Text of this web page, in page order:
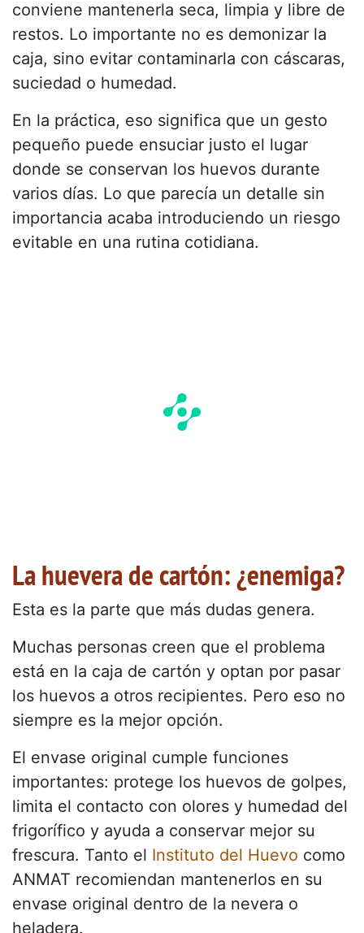
conviene mantenerla seca, limpia y libre de
restos. Lo importante no es demonizar la
caja, sino evitar contaminarla con cáscaras,
suciedad o humedad.
En la práctica, eso significa que un gesto
pequeño puede ensuciar justo el lugar
donde se conservan los huevos durante
varios días. Lo que parecía un detalle sin
importancia acaba introduciendo un riesgo
evitable en una rutina cotidiana.
La huevera de cartón: ¿enemiga?
Esta es la parte que más dudas genera.
Muchas personas creen que el problema
está en la caja de cartón y optan por pasar
los huevos a otros recipientes. Pero eso no
siempre es la mejor opción.
El envase original cumple funciones
importantes: protege los huevos de golpes,
limita el contacto con olores y humedad del
frigorífico y ayuda a conservar mejor su
frescura. Tanto el Instituto del Huevo como
ANMAT recomiendan mantenerlos en su
envase original dentro de la nevera o
heladera.